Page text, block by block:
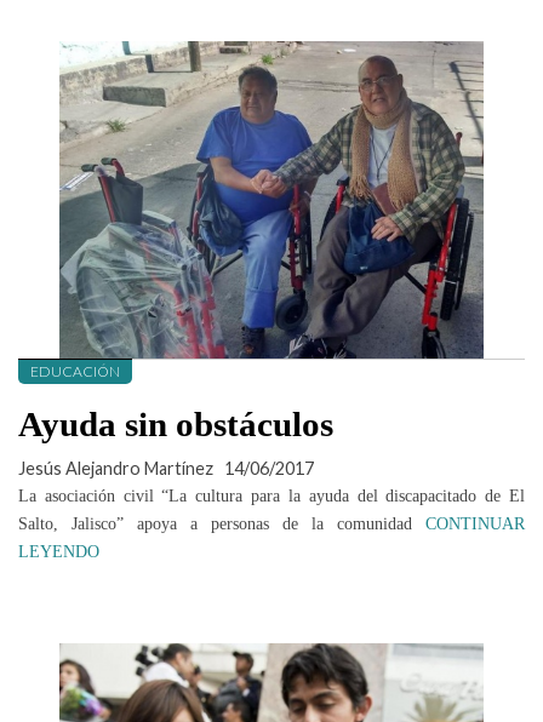
EDUCACIÓN
Ayuda sin obstáculos
Jesús Alejandro Martínez 14/06/2017
La asociación civil “La cultura para la ayuda del discapacitado de El
Salto, Jalisco” apoya a personas de la comunidad CONTINUAR
LEYENDO